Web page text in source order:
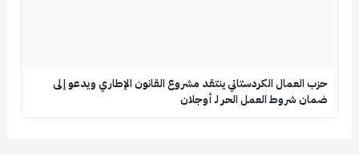
حزب العمال الكردستاني ينتقد مشروع القانون الإطاري ويدعو إلى
ضمان شروط العمل الحر لـ أوجلان